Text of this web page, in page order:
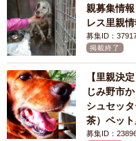
親募集情
レス里親情
募集ID：
掲載終了
【里親決
じみ野市
シュセッ
茶）ペッ
募集ID：